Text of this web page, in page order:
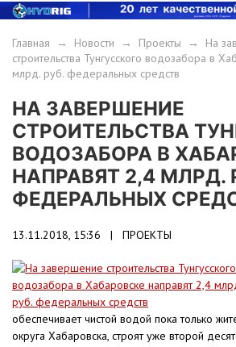
Главная → Новости → Проекты → На
строительства Тунгусского водозабора в
млрд. руб. федеральных средств
НА ЗАВЕРШЕНИЕ
СТРОИТЕЛЬСТВА
ВОДОЗАБОРА В
НАПРАВЯТ 2,4 МЛРД.
ФЕДЕРАЛЬНЫХ
13.11.2018, 15:36 | ПРОЕКТЫ
обеспечивает чистой водой пока только
округа Хабаровска, строят уже второй